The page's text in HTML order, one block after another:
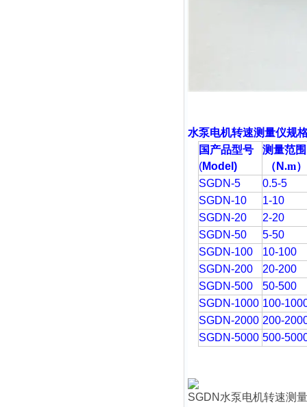
水泵电机转速测量仪规
国产品型号
(Model)
测量范围
（ N.m）
SGDN-5
0.5-5
SGDN-10
1-10
SGDN-20
2-20
SGDN-50
5-50
SGDN-100
10-100
SGDN-200
20-200
SGDN-500
50-500
SGDN-1000 100-
SGDN-2000 200-
SGDN-5000 500-
SGDN 水泵电机转速测